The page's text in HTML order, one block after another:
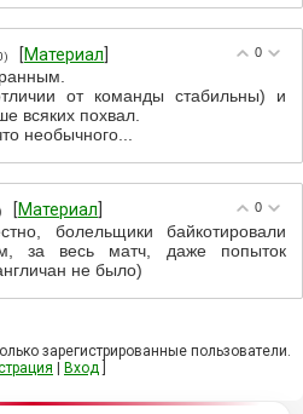
0
[Материал
от команды стабильны) и
всяких похвал.
необычного...
0
[Материал
болельщики байкотировали
за весь матч, даже попыток
не было)
зарегистрированные пользователи.
Вход